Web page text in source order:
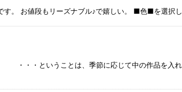
。 お値段もリーズナブル♪で嬉しい。 ■色■を選択
・・ということは、季節に応じて中の作品を入れ